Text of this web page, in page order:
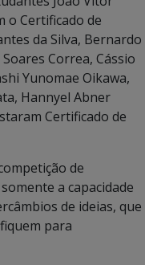
o Certificado de
da Silva, Bernardo
Correa, Cássio
Yunomae Oikawa,
Hannyel Abner
Certificado de
de
a capacidade
de ideias, que
para